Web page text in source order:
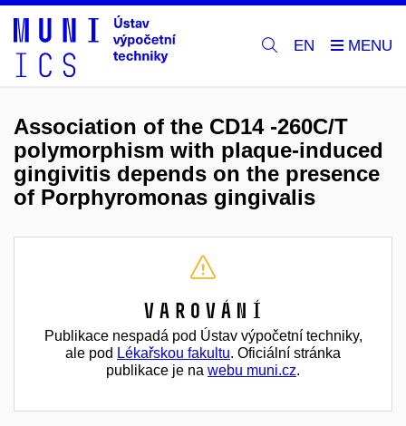
EN
Association of the CD14 -260C/T
polymorphism with plaque-induced
gingivitis depends on the presence
of Porphyromonas gingivalis
Varování
Publikace nespadá pod Ústav výpočetní techniky,
ale pod Lékařskou fakultu. Oficiální stránka
publikace je na webu muni.cz.